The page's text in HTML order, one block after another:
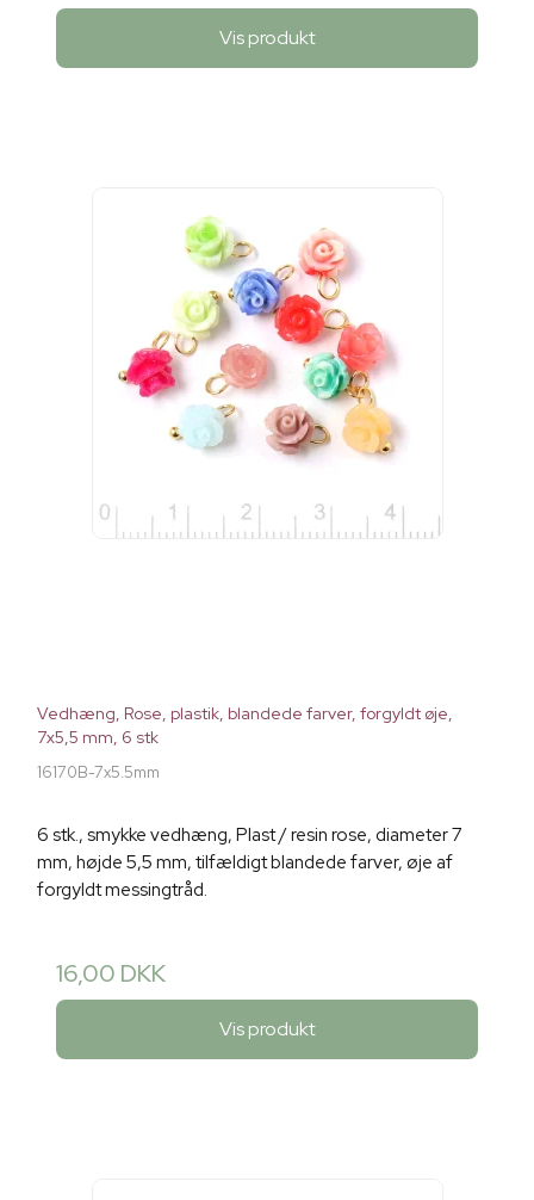
Vis produkt
Vedhæng, Rose, plastik, blandede farver, forgyldt øje,
7x5,5 mm, 6 stk
16170B-7x5.5mm
6 stk., smykke vedhæng, Plast / resin rose, diameter 7
mm, højde 5,5 mm, tilfældigt blandede farver, øje af
forgyldt messingtråd.
16,00 DKK
Vis produkt